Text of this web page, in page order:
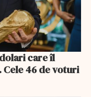
care îl
46 de voturi